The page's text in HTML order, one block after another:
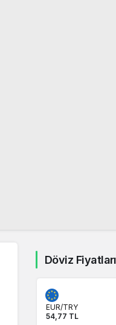
Döviz Fiyatları
EUR/TRY
54,77 TL